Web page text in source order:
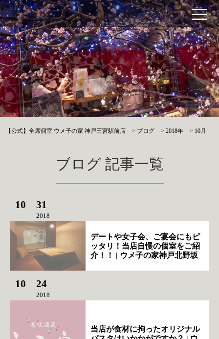
【公式】全席個室 ウメ子の家 神戸三宮駅前店 > ブログ >2018年 > 10月
ブログ 記事一覧
10 31
2018
デートや女子会、ご宴会にもピ
ッタリ！当店自慢の個室をご紹
介！！ | ウメ子の家神戸北野坂
10 24
2018
当店が食材に拘ったオリジナル